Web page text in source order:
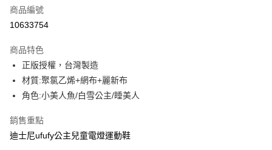
超商取貨付款
Apple Pay
街口支付
Google Pay
商品編號
10633754
商品特色
正版授權，台灣製造
材質:聚氯乙烯+網布+麗新布
角色:小美人魚/白雪公主/睡美人
銷售重點
迪士尼ufufy公主兒童電燈運動鞋